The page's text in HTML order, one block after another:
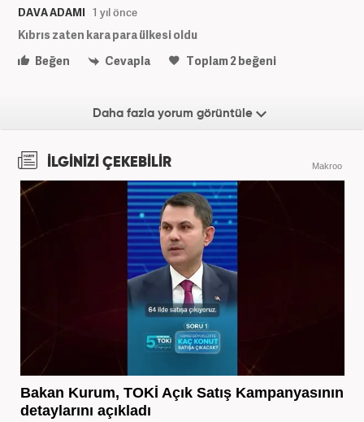
DAVA ADAMI 1 yıl önce
Kıbrıs zaten kara para ülkesi oldu
Beğen
Cevapla Toplam2beğeni
Daha fazla yorum görüntüle
İLGİNİZİ ÇEKEBİLİR Makroo
Bakan Kurum, TOKİ Açık Satış Kampanyasının
detaylarını açıkladı